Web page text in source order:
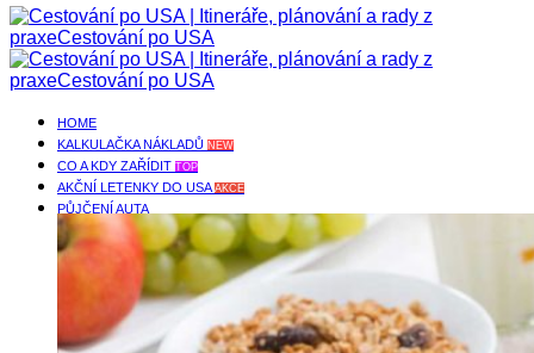
HOME
KALKULAČKA NÁKLADŮ NEW
CO A KDY ZAŘÍDIT TOP
AKČNÍ LETENKY DO USA AKCE
PŮJČENÍ AUTA
INFO O PŮJČENÍ AUTA V USA
Půjčení auta v USA
Minivan – půjčení auta pro 6 – 9 lidí
Dopravní předpisy v USA
Jak řídit s automatickou převodovkou
Jak v USA natankovat benzín